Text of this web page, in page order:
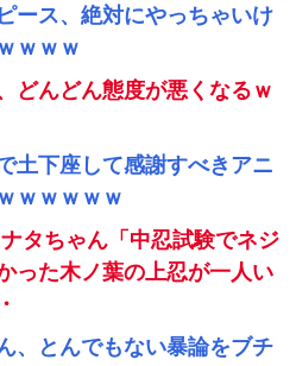
ース、絶対にやっちゃいけ
ｗｗｗ
どんどん態度が悪くなるｗ
土下座して感謝すべきアニ
ｗｗｗｗｗ
タちゃん「中忍試験でネジ
った木ノ葉の上忍が一人い
、とんでもない暴論をブチ